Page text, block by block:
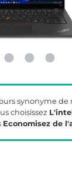
synonyme de
choisissez
Economisez de